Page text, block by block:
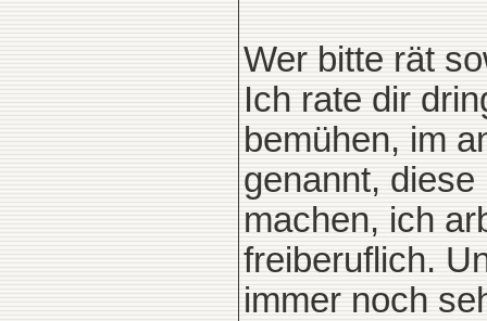
Wer bitte rät
Ich rate dir
bemühen, im
genannt,
machen, ich
freiberuflich.
immer noch